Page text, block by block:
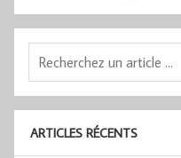
ARTICLES RÉCENTS